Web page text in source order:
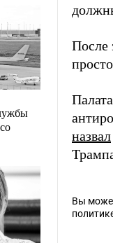
После
назвал
Вы